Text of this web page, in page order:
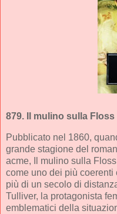
879. Il mulino sulla Floss
Pubblicato nel 1860,
grande stagione del
acme, Il mulino sulla
come uno dei più coerenti
più di un secolo di
Tulliver, la protagonista
emblematici della